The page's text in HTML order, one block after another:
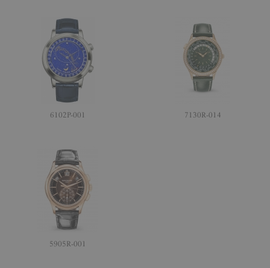
6102P-001 7130R-014
5905R-001